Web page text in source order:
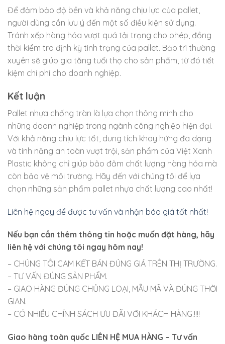
Để đảm bảo độ bền và khả năng chịu lực của pallet,
người dùng cần lưu ý đến một số điều kiện sử dụng.
Tránh xếp hàng hóa vượt quá tải trọng cho phép, đồng
thời kiểm tra định kỳ tình trạng của pallet. Bảo trì thường
xuyên sẽ giúp gia tăng tuổi thọ cho sản phẩm, từ đó tiết
kiệm chi phí cho doanh nghiệp.
Kết luận
Pallet nhựa chống tràn là lựa chọn thông minh cho
những doanh nghiệp trong ngành công nghiệp hiện đại.
Với khả năng chịu lực tốt, dung tích khay hứng đa dạng
và tính năng an toàn vượt trội, sản phẩm của Việt Xanh
Plastic không chỉ giúp bảo đảm chất lượng hàng hóa mà
còn bảo vệ môi trường. Hãy đến với chúng tôi để lựa
chọn những sản phẩm pallet nhựa chất lượng cao nhất!
Liên hệ ngay để được tư vấn và nhận báo giá tốt nhất!
Nếu bạn cần thêm thông tin hoặc muốn đặt hàng, hãy
liên hệ với chúng tôi ngay hôm nay!
– CHÚNG TÔI CAM KẾT BÁN ĐÚNG GIÁ TRÊN THỊ TRƯỜNG.
– TƯ VẤN ĐÚNG SẢN PHẨM.
– GIAO HÀNG ĐÚNG CHỦNG LOẠI, MẪU MÃ VÀ ĐÚNG THỜI
GIAN.
– CÓ NHIỀU CHÍNH SÁCH ƯU ĐÃI VỚI KHÁCH HÀNG.!!!!
Giao hàng toàn quốc LIÊN HỆ MUA HÀNG – Tư vấn